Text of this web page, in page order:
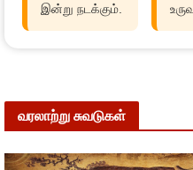
இன்று நடக்கும்.
வரலாற்று சுவடுகள்